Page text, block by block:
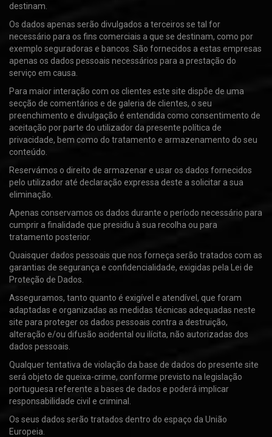
destinam.
Os dados apenas serão divulgados a terceiros se tal for
necessário para os fins comerciais a que se destinam, como por
exemplo seguradoras e bancos. São fornecidos a estas empresas
apenas os dados pessoais necessários para a prestação do
serviço em causa.
Para maior interação com os clientes este site dispõe de uma
secção de comentários e de galeria de clientes, o seu
preenchimento e divulgação é entendida como consentimento de
aceitação por parte do utilizador da presente política de
privacidade, bem como do tratamento e armazenamento do seu
conteúdo.
Reservámos o direito de armazenar e usar os dados fornecidos
pelo utilizador até declaração expressa deste a solicitar a sua
eliminação.
Apenas conservamos os dados durante o período necessário para
cumprir a finalidade que presidiu à sua recolha ou para
tratamento posterior.
Quaisquer dados pessoais que nos forneça serão tratados com as
garantias de segurança e confidencialidade, exigidas pela Lei de
Proteção de Dados.
Asseguramos, tanto quanto é exigível e atendível, que foram
adaptadas e organizadas as medidas técnicas adequadas neste
site para proteger os dados pessoais contra a destruição,
alteração e/ou difusão acidental ou ilícita, não autorizadas dos
dados pessoais.
Qualquer tentativa de violação da base de dados do presente site
será objeto de queixa-crime, conforme previsto na legislação
portuguesa referente a bases de dados e poderá implicar
responsabilidade civil e criminal.
Os seus dados serão tratados dentro do espaço da União
Europeia.